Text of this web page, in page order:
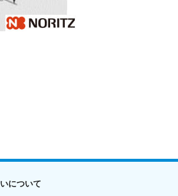
について